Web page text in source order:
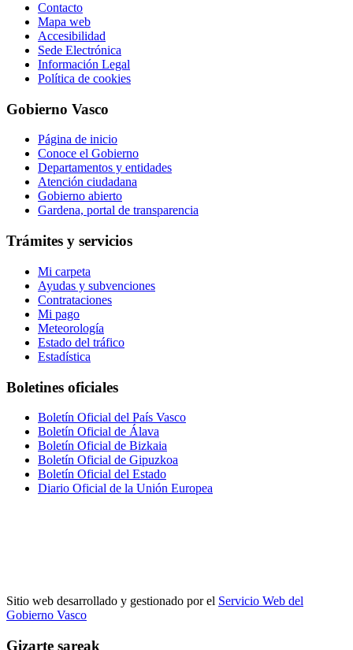
Contacto
Mapa web
Accesibilidad
Sede Electrónica
Información Legal
Política de cookies
Gobierno Vasco
Página de inicio
Conoce el Gobierno
Departamentos y entidades
Atención ciudadana
Gobierno abierto
Gardena, portal de transparencia
Trámites y servicios
Mi carpeta
Ayudas y subvenciones
Contrataciones
Mi pago
Meteorología
Estado del tráfico
Estadística
Boletines oficiales
Boletín Oficial del País Vasco
Boletín Oficial de Álava
Boletín Oficial de Bizkaia
Boletín Oficial de Gipuzkoa
Boletín Oficial del Estado
Diario Oficial de la Unión Europea
Sitio web desarrollado y gestionado por el Servicio Web del
Gobierno Vasco
Gizarte sareak